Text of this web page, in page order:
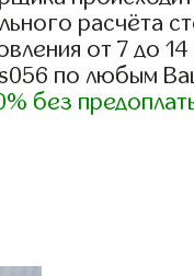
расчёта
от 7 до
по любым
без